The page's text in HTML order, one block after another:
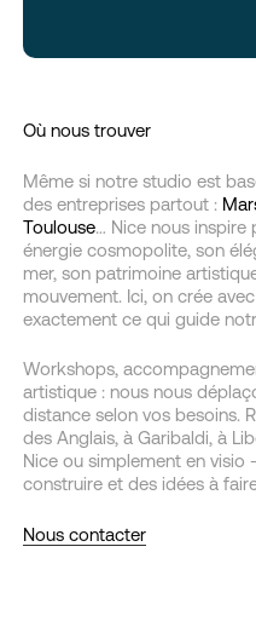
Où nous trouver
Même si notre studio est
des entreprises partout :
Toulouse… Nice nous inspire
énergie cosmopolite, son
mer, son patrimoine
mouvement. Ici, on crée
exactement ce qui guide
Workshops,
artistique : nous nous
distance selon vos besoins.
des Anglais, à Garibaldi, à
Nice ou simplement en visio
construire et des idées à
Nous contacter